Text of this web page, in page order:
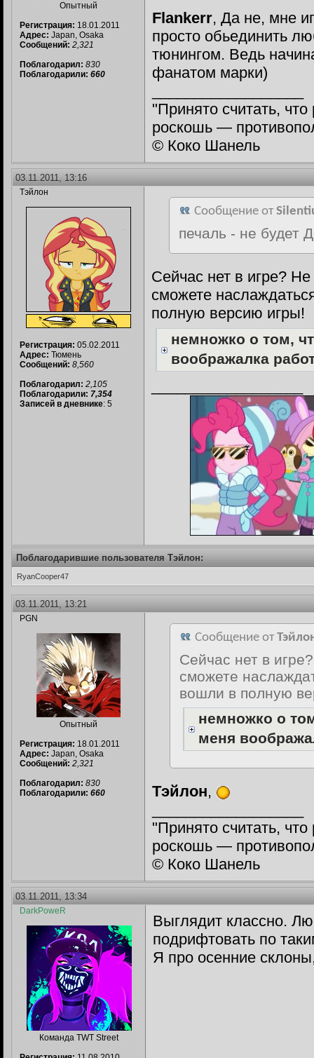
Опытный
Регистрация: 18.01.2011
Адрес: Japan, Osaka
Сообщений: 2,321
Поблагодарил: 830
Поблагодарили: 660
Flankerr, Да не, мне
просто обьединить
тюнингом. Ведь
фанатом марки)
"Принято считать,
роскошь —
© Коко Шанель
03.11.2011, 13:16
Тэйлон
Регистрация: 05.02.2011
Адрес: Тюмень
Сообщений: 8,560
Поблагодарил: 2,105
Поблагодарили: 7,354
Записей в дневнике: 5
Сообщение от
печаль - не будет
Сейчас нет в игре?
сможете
полную версию игры!
немножко о том,
воображалка
Поблагодарившие пользователя Тэйлон:
RyanCooper47
03.11.2011, 13:21
PGN
Опытный
Регистрация: 18.01.2011
Адрес: Japan, Osaka
Сообщений: 2,321
Поблагодарил: 830
Поблагодарили: 660
Сообщение от
Сейчас нет в
сможете
вошли в полную
немножко о
меня
Тэйлон,
"Принято считать,
роскошь —
© Коко Шанель
03.11.2011, 13:34
DarkPoweR
Команда TWT Street
Выглядит классно.
подрифтовать по
Я про осенние